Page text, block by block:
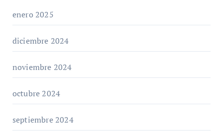
enero 2025
diciembre 2024
noviembre 2024
octubre 2024
septiembre 2024